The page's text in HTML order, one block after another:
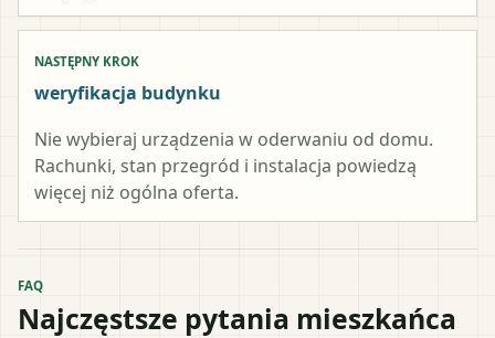
NASTĘPNY KROK
weryfikacja budynku
Nie wybieraj urządzenia w oderwaniu od domu.
Rachunki, stan przegród i instalacja powiedzą
więcej niż ogólna oferta.
FAQ
Najczęstsze pytania mieszkańca